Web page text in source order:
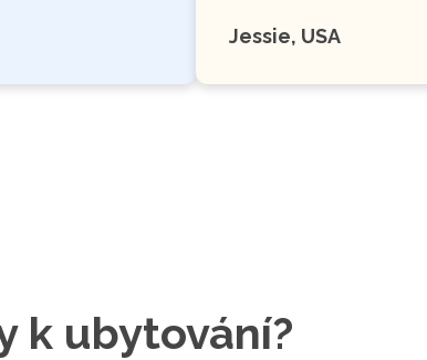
Jessie, USA
k ubytování?